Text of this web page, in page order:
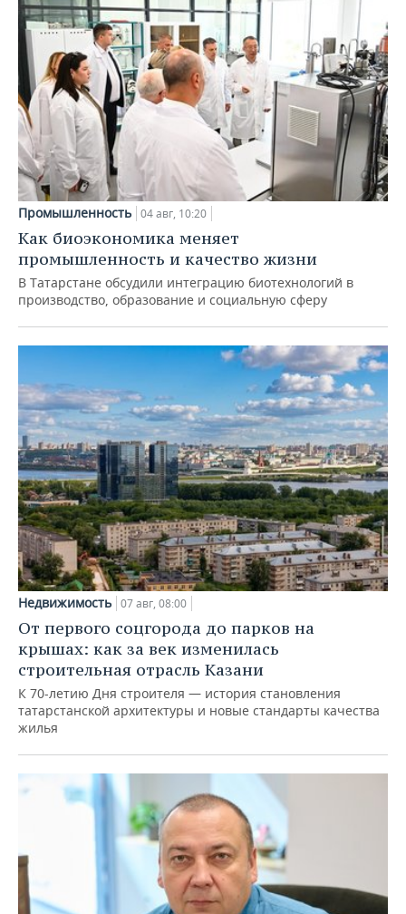
Промышленность 04 авг, 10:20
Как биоэкономика меняет
промышленность и качество жизни
В Татарстане обсудили интеграцию биотехнологий в
производство, образование и социальную сферу
Недвижимость 07 авг, 08:00
От первого соцгорода до парков на
крышах: как за век изменилась
строительная отрасль Казани
К 70-летию Дня строителя — история становления
татарстанской архитектуры и новые стандарты качества
жилья